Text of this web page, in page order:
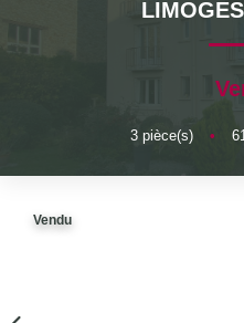
LIMOGES
3pièce(s) • 61
Vendu